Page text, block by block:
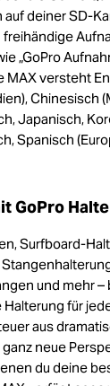
deiner SD-
freihändige
„GoPro
MAX versteht
Chinesisch
Japanisch,
Spanisch
GoPro
Surfboard-
und mehr –
für
aus
neue
du deine